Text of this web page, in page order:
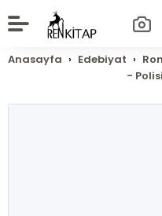
Anasayfa Edebiyat
-